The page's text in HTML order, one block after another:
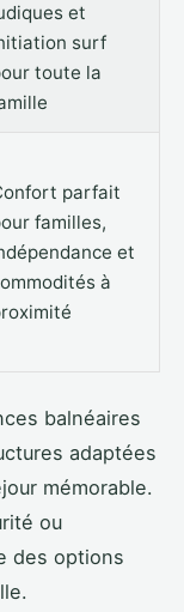
et
surf
toute la
parfait
familles,
et
à
balnéaires
adaptées
mémorable.
ou
des options